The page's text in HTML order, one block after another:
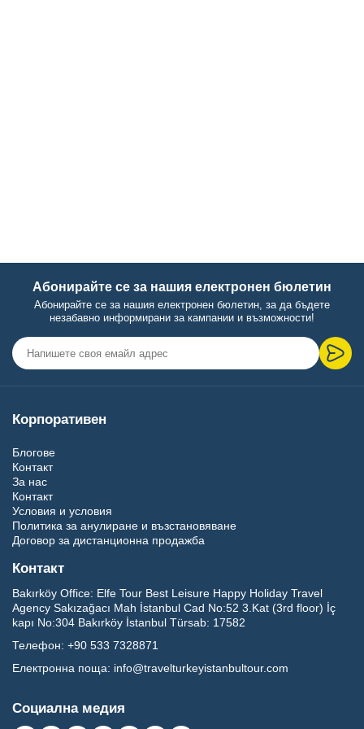
Абонирайте се за нашия електронен бюлетин
Абонирайте се за нашия електронен бюлетин, за да бъдете
незабавно информирани за кампании и възможности!
Корпоративен
Блогове
Контакт
За нас
Контакт
Условия и условия
Политика за анулиране и възстановяване
Договор за дистанционна продажба
Контакт
Bakırköy Office: Elfe Tour Best Leisure Happy Holiday Travel
Agency Sakızağacı Mah İstanbul Cad No:52 3.Kat (3rd floor) İç
kapı No:304 Bakırköy İstanbul Türsab: 17582
Телефон: +90 533 7328871
Електронна поща: info@travelturkeyistanbultour.com
Социална медия